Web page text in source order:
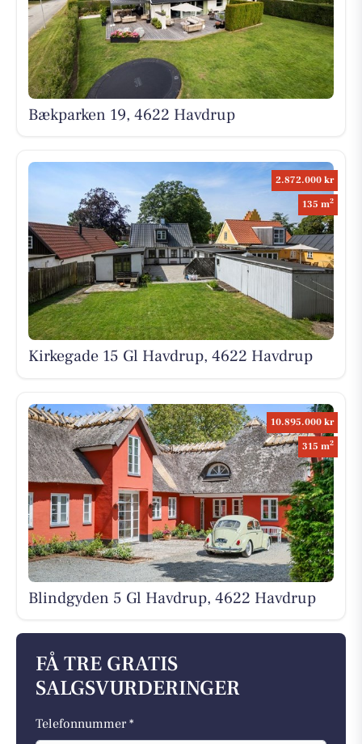
Bækparken 19, 4622 Havdrup
2.872.000 kr
135 m2
Kirkegade 15 Gl Havdrup, 4622 Havdrup
10.895.000 kr
315 m2
Blindgyden 5 Gl Havdrup, 4622 Havdrup
FÅ TRE GRATIS
SALGSVURDERINGER
Telefonnummer *